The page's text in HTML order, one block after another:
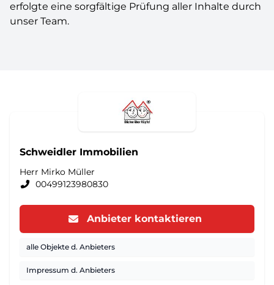
erfolgte eine sorgfältige Prüfung aller Inhalte durch
unser Team.
Schweidler Immobilien
Herr Mirko Müller
00499123980830
Anbieter kontaktieren
alle Objekte d. Anbieters
Impressum d. Anbieters